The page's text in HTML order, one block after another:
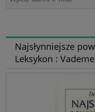
Najsłynniejsze
Leksykon :